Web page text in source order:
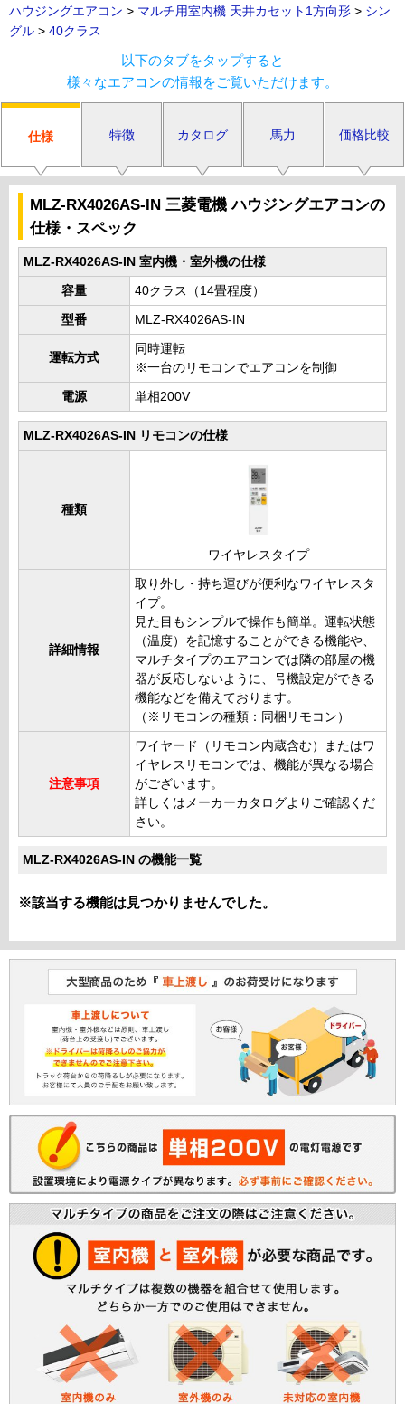
ハウジングエアコン > マルチ用室内機 天井カセット1方向形 > シン
グル > 40クラス
以下のタブをタップすると
様々なエアコンの情報をご覧いただけます。
仕様 特徴 カタログ 馬力 価格比較
MLZ-RX4026AS-IN 三菱電機 ハウジングエアコンの
仕様・スペック
MLZ-RX4026AS-IN 室内機・室外機の仕様
容量 40クラス（14畳程度）
型番 MLZ-RX4026AS-IN
運転方式
同時運転
※一台のリモコンでエアコンを制御
電源 単相200V
MLZ-RX4026AS-IN リモコンの仕様
種類
ワイヤレスタイプ
詳細情報
取り外し・持ち運びが便利なワイヤレスタ
イプ。
見た目もシンプルで操作も簡単。運転状態
（温度）を記憶することができる機能や、
マルチタイプのエアコンでは隣の部屋の機
器が反応しないように、号機設定ができる
機能などを備えております。
（※リモコンの種類：同梱リモコン）
注意事項
ワイヤード（リモコン内蔵含む）またはワ
イヤレスリモコンでは、機能が異なる場合
がございます。
詳しくはメーカーカタログよりご確認くだ
さい。
MLZ-RX4026AS-IN の機能一覧
※該当する機能は見つかりませんでした。